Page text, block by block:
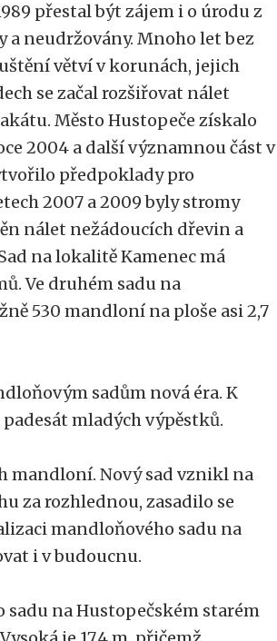
přestal být zájem i o úrodu z
a neudržovány. Mnoho let bez
větví v korunách, jejich
se začal rozšiřovat nálet
Město Hustopeče získalo
2004 a další významnou část v
předpoklady pro
2007 a 2009 byly stromy
nálet nežádoucích dřevin a
na lokalitě Kamenec má
Ve druhém sadu na
530 mandloní na ploše asi 2,7
sadům nová éra. K
mladých výpěstků.
mandloní. Nový sad vznikl na
za rozhlednou, zasadilo se
mandloňového sadu na
i v budoucnu.
na Hustopečském starém